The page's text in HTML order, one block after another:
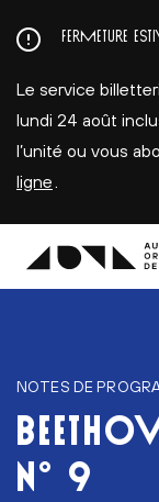
au
principal
FERMETURE
Le service
lundi 24 août
l’unité ou vous
ligne
NOTES DE
N° 9